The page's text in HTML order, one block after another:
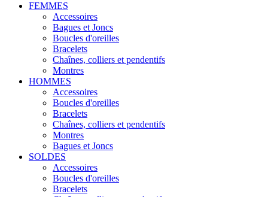
FEMMES
Accessoires
Bagues et Joncs
Boucles d'oreilles
Bracelets
Chaînes, colliers et pendentifs
Montres
HOMMES
Accessoires
Boucles d'oreilles
Bracelets
Chaînes, colliers et pendentifs
Montres
Bagues et Joncs
SOLDES
Accessoires
Boucles d'oreilles
Bracelets